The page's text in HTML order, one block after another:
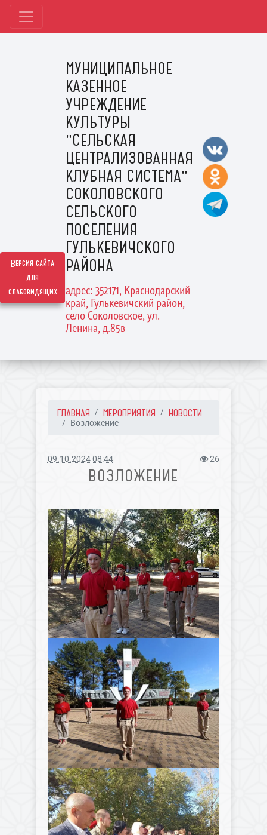
Версия сайта
для
слабовидящих
МУНИЦИПАЛЬНОЕ
КАЗЕННОЕ
УЧРЕЖДЕНИЕ
КУЛЬТУРЫ
"СЕЛЬСКАЯ
ЦЕНТРАЛИЗОВАННАЯ
КЛУБНАЯ СИСТЕМА"
СОКОЛОВСКОГО
СЕЛЬСКОГО
ПОСЕЛЕНИЯ
ГУЛЬКЕВИЧСКОГО
РАЙОНА
адрес: 352171, Краснодарский
край, Гулькевичский район,
село Соколовское, ул.
Ленина, д.85в
ГЛАВНАЯ МЕРОПРИЯТИЯ НОВОСТИ
Возложение
09.10.2024 08:44 26
ВОЗЛОЖЕНИЕ